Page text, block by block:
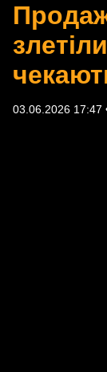
03.06.2026 17:47